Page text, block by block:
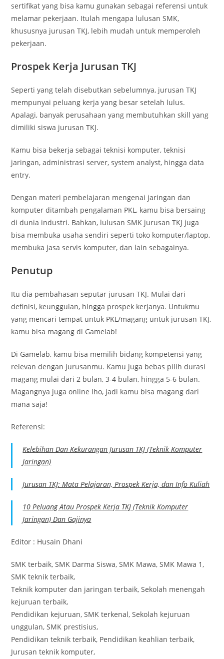
sertifikat yang bisa kamu gunakan sebagai referensi untuk
melamar pekerjaan. Itulah mengapa lulusan SMK,
khususnya jurusan TKJ, lebih mudah untuk memperoleh
pekerjaan.
Prospek Kerja Jurusan TKJ
Seperti yang telah disebutkan sebelumnya, jurusan TKJ
mempunyai peluang kerja yang besar setelah lulus.
Apalagi, banyak perusahaan yang membutuhkan skill yang
dimiliki siswa jurusan TKJ.
Kamu bisa bekerja sebagai teknisi komputer, teknisi
jaringan, administrasi server, system analyst, hingga data
entry.
Dengan materi pembelajaran mengenai jaringan dan
komputer ditambah pengalaman PKL, kamu bisa bersaing
di dunia industri. Bahkan, lulusan SMK jurusan TKJ juga
bisa membuka usaha sendiri seperti toko komputer/laptop,
membuka jasa servis komputer, dan lain sebagainya.
Penutup
Itu dia pembahasan seputar jurusan TKJ. Mulai dari
definisi, keunggulan, hingga prospek kerjanya. Untukmu
yang mencari tempat untuk PKL/magang untuk jurusan TKJ,
kamu bisa magang di Gamelab!
Di Gamelab, kamu bisa memilih bidang kompetensi yang
relevan dengan jurusanmu. Kamu juga bebas pilih durasi
magang mulai dari 2 bulan, 3-4 bulan, hingga 5-6 bulan.
Magangnya juga online lho, jadi kamu bisa magang dari
mana saja!
Referensi:
Kelebihan Dan Kekurangan Jurusan TKJ (Teknik Komputer
Jaringan)
Jurusan TKJ: Mata Pelajaran, Prospek Kerja, dan Info Kuliah
10 Peluang Atau Prospek Kerja TKJ (Teknik Komputer
Jaringan) Dan Gajinya
Editor : Husain Dhani
SMK terbaik, SMK Darma Siswa, SMK Mawa, SMK Mawa 1,
SMK teknik terbaik,
Teknik komputer dan jaringan terbaik, Sekolah menengah
kejuruan terbaik,
Pendidikan kejuruan, SMK terkenal, Sekolah kejuruan
unggulan, SMK prestisius,
Pendidikan teknik terbaik, Pendidikan keahlian terbaik,
Jurusan teknik komputer,